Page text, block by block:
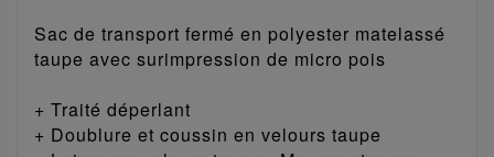
Sac de transport fermé en polyester matelassé
taupe avec surimpression de micro pois
+ Traité déperlant
+ Doublure et coussin en velours taupe